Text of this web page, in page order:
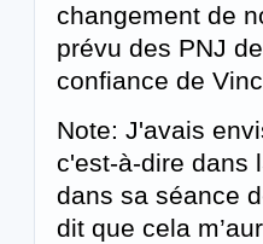
changement de
prévu des PNJ
confiance de
Note: J'avais
c'est-à-dire dans
dans sa séance
dit que cela